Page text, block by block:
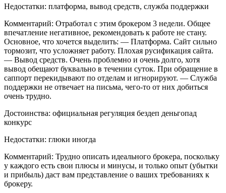
Недостатки: платформа, вывод средств, служба поддержки
Комментарий: Отработал с этим брокером 3 недели. Общее
впечатление негативное, рекомендовать к работе не стану.
Основное, что хочется выделить: — Платформа. Сайт сильно
тормозит, что усложняет работу. Плохая русификация сайта.
— Вывод средств. Очень проблемно и очень долго, хотя
вывод обещают буквально в течении суток. При обращение в
саппорт перекидывают по отделам и игнорируют. — Служба
поддержки не отвечает на письма, чего-то от них добиться
очень трудно.
Достоинства: официальная регуляция бездеп деньгопад
конкурс
Недостатки: глюки иногда
Комментарий: Трудно описать идеального брокера, поскольку
у каждого есть свои плюсы и минусы, и только опыт (убытки
и прибыль) даст вам представление о ваших требованиях к
брокеру.